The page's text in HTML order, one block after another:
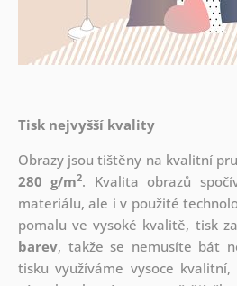
Tisk nejvyšší kvality
Obrazy jsou tištěny na kvalitní
280 g/m2. Kvalita obrazů
materiálu, ale i v použité
pomalu ve vysoké kvalitě, tisk
barev, takže se nemusíte bát
tisku využíváme vysoce